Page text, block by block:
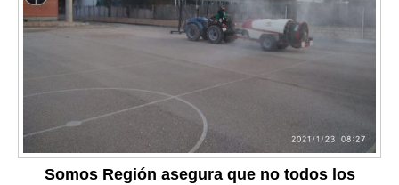
Somos Región asegura que no todos los